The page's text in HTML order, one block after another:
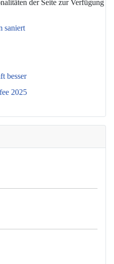
saniert
besser
2025
der Seite zur Verfügung